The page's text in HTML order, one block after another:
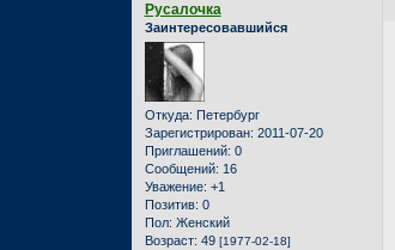
Русалочка
Заинтересовавшийся
Откуда: Петербург
Зарегистрирован: 2011-07-20
Приглашений: 0
Сообщений: 16
Уважение: +1
Позитив: 0
Пол: Женский
Возраст: 49 [1977-02-18]